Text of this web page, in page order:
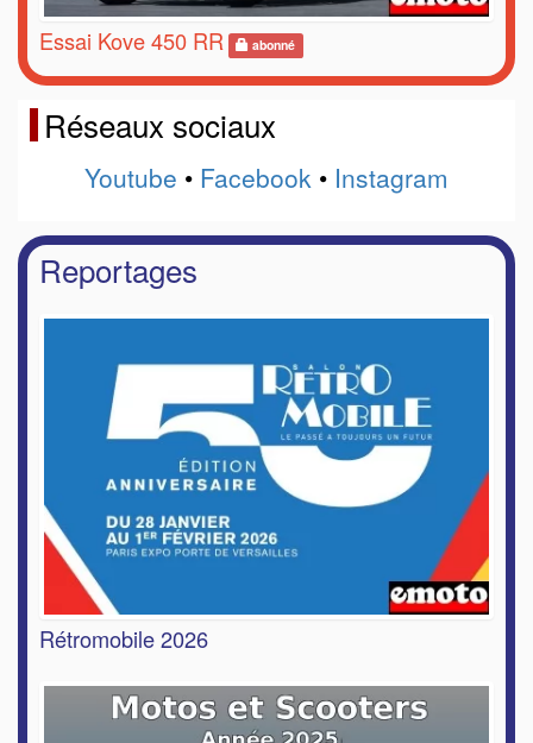
Essai Kove 450 RR abonné
Réseaux sociaux
Youtube • Facebook • Instagram
Reportages
Rétromobile 2026